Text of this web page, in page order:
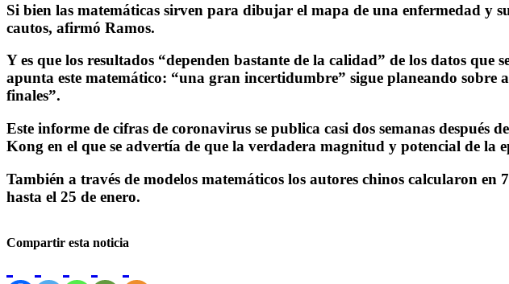
Si bien las matemáticas sirven para dibujar el mapa de una enfermedad y
cautos, afirmó Ramos.
Y es que los resultados “dependen bastante de la calidad” de los datos
apunta este matemático: “una gran incertidumbre” sigue planeando
finales”.
Este informe de cifras de coronavirus se publica casi dos semanas
Kong en el que se advertía de que la verdadera magnitud y potencial de la
También a través de modelos matemáticos los autores chinos calcularon
hasta el 25 de enero.
Compartir esta noticia